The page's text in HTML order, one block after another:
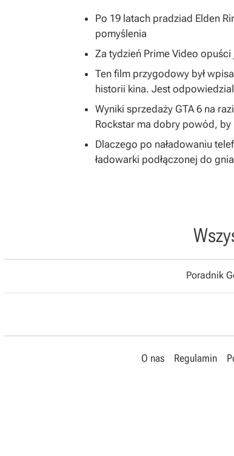
Po 19 latach pradziad Elden
pomyślenia
Za tydzień Prime Video
Ten film przygodowy był
historii kina. Jest
Wyniki sprzedaży GTA 6 na
Rockstar ma dobry powód,
Dlaczego po naładowaniu
ładowarki podłączonej do
Poradnik
O nas Regulamin